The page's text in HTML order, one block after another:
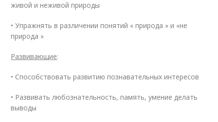
живой и неживой природы
• Упражнять в различении понятий « природа » и «не
природа »
Развивающие:
• Способствовать развитию познавательных интересов
• Развивать любознательность, память, умение делать
выводы